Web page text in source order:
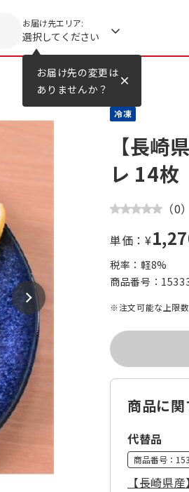
お届け先の変更は
ありませんか？
お届け先エリア:
選択してください
冷凍
【長崎
レ 14枚
（0）
単価：¥
税率：軽8%
商品番号：
※注文可能な上限
商品に
代替品
商品番号：
【長崎県